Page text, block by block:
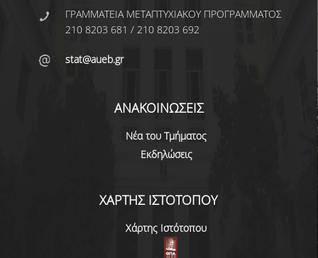
ΑΛΛΑ ΣΤΟΙΧΕΙΑ
ΔΙΠΛΩΜΑΤΙΚΗ ΕΡΓΑΣΙΑ
ΑΝΤΙΣΤΟΙΧΙΕΣ ΤΜΗΜΑΤΩΝ ΑΕΙ
ΑΚΑΔ. ΕΤΟΥΣ 2026-27
ΚΑΤΑΤΑΚΤΗΡΙΕΣ ΕΞΕΤΑΣΕΙΣ
ΣΥΜΒΟΥΛΟΙ ΚΑΘΗΓΗΤΕΣ
ΠΑΙΔΑΓΩΓΙΚΗ ΕΠΑΡΚΕΙΑ
ΓΡΑΜΜΑΤΕΙΑ ΜΕΤΑΠΤΥΧΙΑΚΟΥ ΠΡΟΓΡΑΜΜΑΤΟΣ
210 8203 681 / 210 8203 692
stat@aueb.gr
ΑΝΑΚΟΙΝΩΣΕΙΣ
Νέα του Τμήματος
Εκδηλώσεις
ΧΑΡΤΗΣ ΙΣΤΟΤΟΠΟΥ
Χάρτης Ιστότοπου